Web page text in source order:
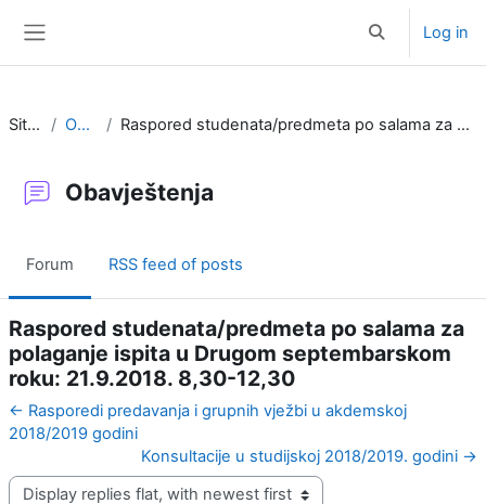
Toggle search
Log in
Site pages Obavještenja Raspored studenata/predmeta po salama za polaganje ispita u Drugom septembarskom roku: 21.9.2018. 8,30-12,30
Obavještenja
Forum RSS feed of posts
Raspored studenata/predmeta po salama za
polaganje ispita u Drugom septembarskom
roku: 21.9.2018. 8,30-12,30
← Rasporedi predavanja i grupnih vježbi u akdemskoj
2018/2019 godini
Konsultacije u studijskoj 2018/2019. godini →
Display mode